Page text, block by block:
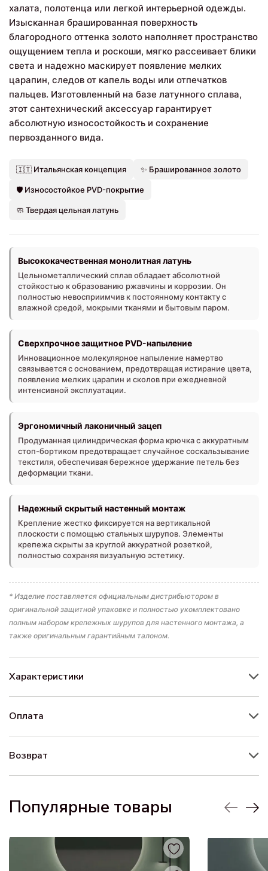
халата, полотенца или легкой интерьерной одежды.
Изысканная брашированная поверхность
благородного оттенка золото наполняет пространство
ощущением тепла и роскоши, мягко рассеивает блики
света и надежно маскирует появление мелких
царапин, следов от капель воды или отпечатков
пальцев. Изготовленный на базе латунного сплава,
этот сантехнический аксессуар гарантирует
абсолютную износостойкость и сохранение
первозданного вида.
🇮🇹 Итальянская концепция ✨ Брашированное золото
🛡️ Износостойкое PVD-покрытие
🧼 Твердая цельная латунь
Высококачественная монолитная латунь
Цельнометаллический сплав обладает абсолютной
стойкостью к образованию ржавчины и коррозии. Он
полностью невосприимчив к постоянному контакту с
влажной средой, мокрыми тканями и бытовым паром.
Сверхпрочное защитное PVD-напыление
Инновационное молекулярное напыление намертво
связывается с основанием, предотвращая истирание цвета,
появление мелких царапин и сколов при ежедневной
интенсивной эксплуатации.
Эргономичный лаконичный зацеп
Продуманная цилиндрическая форма крючка с аккуратным
стоп-бортиком предотвращает случайное соскальзывание
текстиля, обеспечивая бережное удержание петель без
деформации ткани.
Надежный скрытый настенный монтаж
Крепление жестко фиксируется на вертикальной
плоскости с помощью стальных шурупов. Элементы
крепежа скрыты за круглой аккуратной розеткой,
полностью сохраняя визуальную эстетику.
* Изделие поставляется официальным дистрибьютором в
оригинальной защитной упаковке и полностью укомплектовано
полным набором крепежных шурупов для настенного монтажа, а
также оригинальным гарантийным талоном.
Характеристики
Оплата
Возврат
Популярные товары